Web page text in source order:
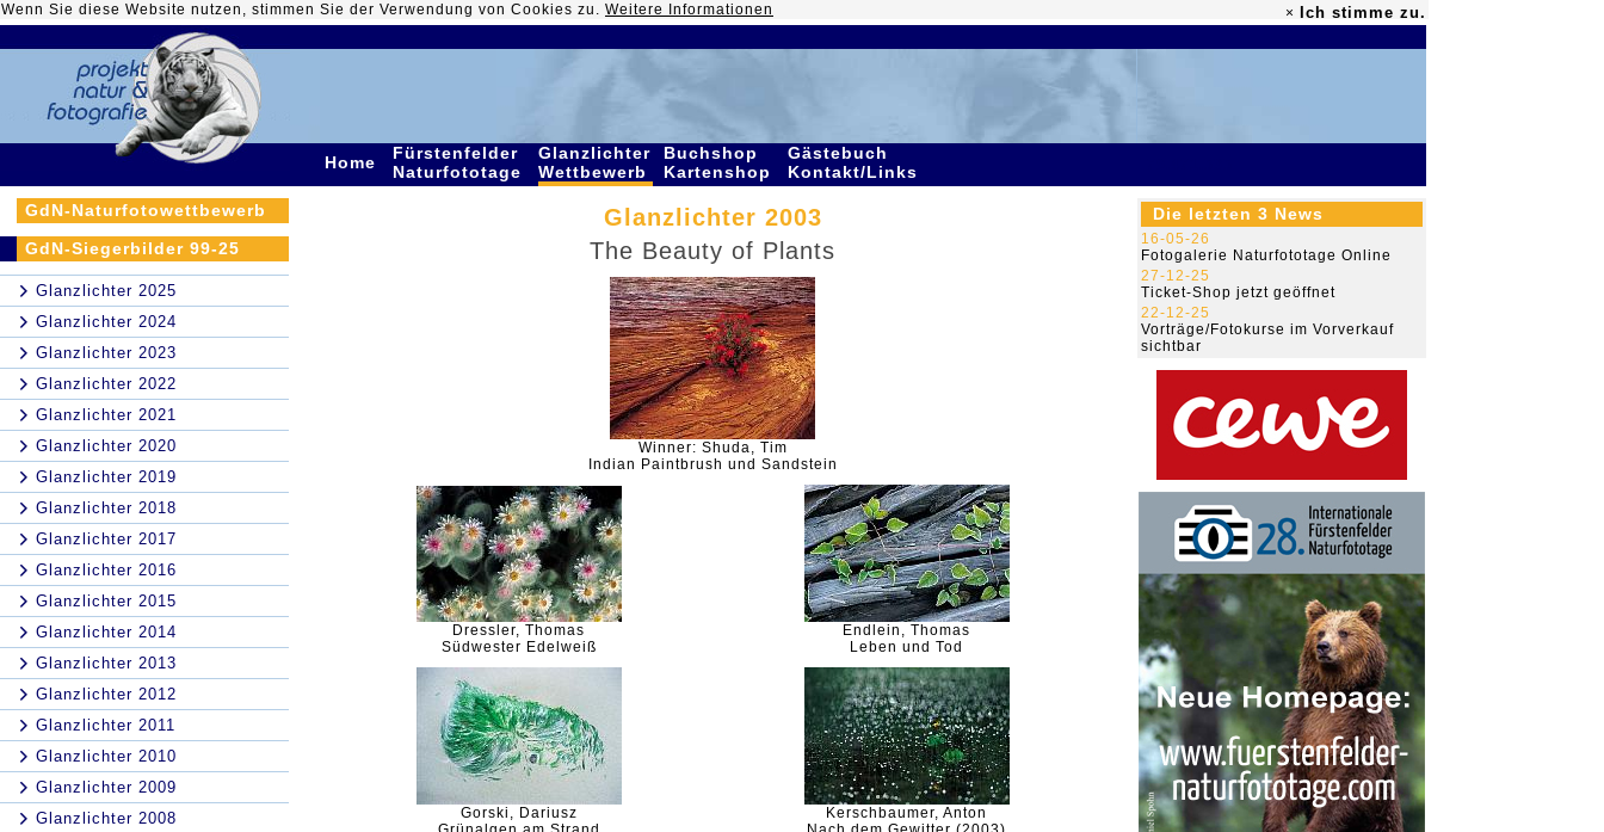
Wenn Sie diese Website nutzen, stimmen Sie der Verwendung von Cookies zu. Weitere Informationen × Ich stimme zu.
Home
Fürstenfelder
Naturfototage
Glanzlichter
Wettbewerb
Buchshop
Kartenshop
Gästebuch
Kontakt/Links
GdN-Naturfotowettbewerb
GdN-Siegerbilder 99-25
Glanzlichter 2025
Glanzlichter 2024
Glanzlichter 2023
Glanzlichter 2022
Glanzlichter 2021
Glanzlichter 2020
Glanzlichter 2019
Glanzlichter 2018
Glanzlichter 2017
Glanzlichter 2016
Glanzlichter 2015
Glanzlichter 2014
Glanzlichter 2013
Glanzlichter 2012
Glanzlichter 2011
Glanzlichter 2010
Glanzlichter 2009
Glanzlichter 2008
Glanzlichter 2003
The Beauty of Plants
Winner: Shuda, Tim
Indian Paintbrush und Sandstein
Dressler, Thomas
Südwester Edelweiß
Endlein, Thomas
Leben und Tod
Gorski, Dariusz
Kerschbaumer, Anton
Die letzten 3 News
16-05-26
Fotogalerie Naturfototage Online
27-12-25
Ticket-Shop jetzt geöffnet
22-12-25
Vorträge/Fotokurse im Vorverkauf
sichtbar